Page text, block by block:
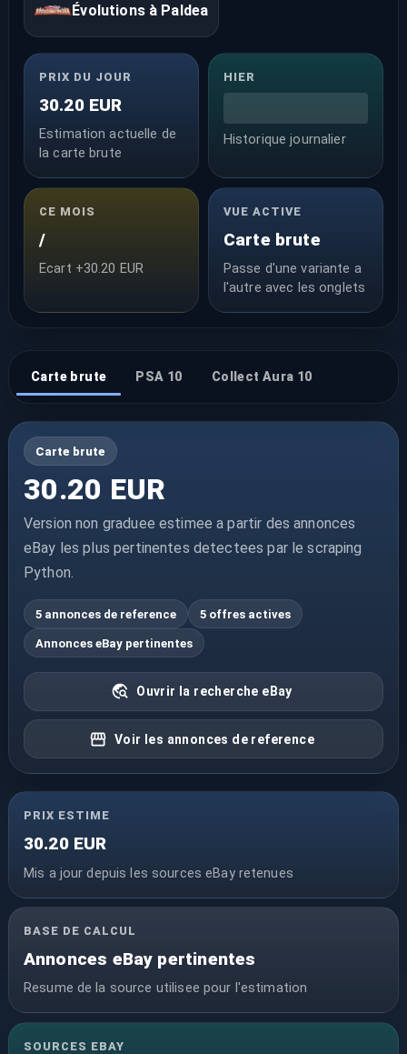
Évolutions à Paldea
PRIX DU JOUR
30.20 EUR
Estimation actuelle de
la carte brute
HIER
Historique journalier
CE MOIS
/
Ecart +30.20 EUR
VUE ACTIVE
Carte brute
Passe d'une variante a
l'autre avec les onglets
Carte brute PSA 10 Collect Aura 10
Carte brute
30.20 EUR
Version non graduee estimee a partir des annonces
eBay les plus pertinentes detectees par le scraping
Python.
5 annonces de reference 5 offres actives
Annonces eBay pertinentes
Ouvrir la recherche eBay
Voir les annonces de reference
PRIX ESTIME
30.20 EUR
Mis a jour depuis les sources eBay retenues
BASE DE CALCUL
Annonces eBay pertinentes
Resume de la source utilisee pour l'estimation
SOURCES EBAY